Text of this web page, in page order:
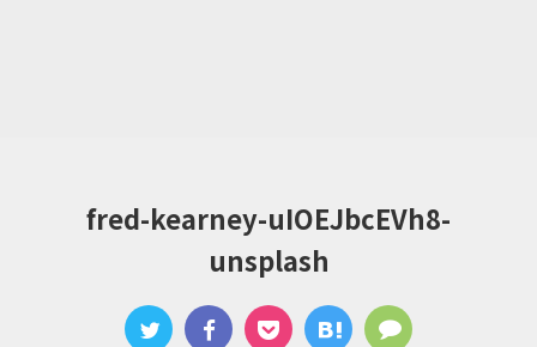
fred-kearney-uIOEJbcEVh8-
unsplash